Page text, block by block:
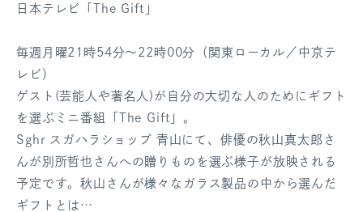
お気に入り
ログアウト
日本テレビ「The Gift」
毎週月曜21時54分～22時00分（関東ローカル／中京テ
レビ）
ゲスト(芸能人や著名人)が自分の大切な人のためにギフト
を選ぶミニ番組「The Gift」。
Sghr スガハラショップ 青山にて、俳優の秋山真太郎さ
んが別所哲也さんへの贈りものを選ぶ様子が放映される
予定です。秋山さんが様々なガラス製品の中から選んだ
ギフトとは…